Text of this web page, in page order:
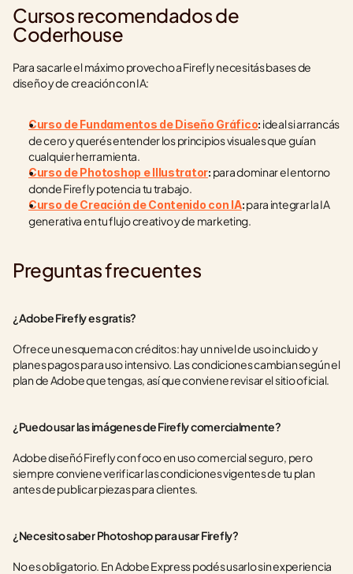
Cursos recomendados de
Coderhouse
Para sacarle el máximo provecho a Firefly necesitás bases de
diseño y de creación con IA:
Curso de Fundamentos de Diseño Gráfico: ideal si arrancás
de cero y querés entender los principios visuales que guían
cualquier herramienta.
Curso de Photoshop e Illustrator: para dominar el entorno
donde Firefly potencia tu trabajo.
Curso de Creación de Contenido con IA: para integrar la IA
generativa en tu flujo creativo y de marketing.
Preguntas frecuentes
¿Adobe Firefly es gratis?
Ofrece un esquema con créditos: hay un nivel de uso incluido y
planes pagos para uso intensivo. Las condiciones cambian según el
plan de Adobe que tengas, así que conviene revisar el sitio oficial.
¿Puedo usar las imágenes de Firefly comercialmente?
Adobe diseñó Firefly con foco en uso comercial seguro, pero
siempre conviene verificar las condiciones vigentes de tu plan
antes de publicar piezas para clientes.
¿Necesito saber Photoshop para usar Firefly?
No es obligatorio. En Adobe Express podés usarlo sin experiencia